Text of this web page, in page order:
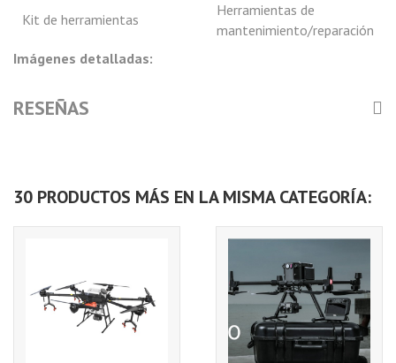
Kit de herramientas
Herramientas de
mantenimiento/reparación
Imágenes detalladas:
RESEÑAS
30 PRODUCTOS MÁS EN LA MISMA CATEGORÍA: